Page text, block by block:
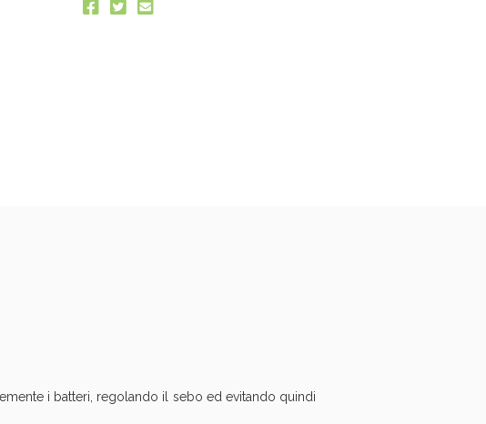
i batteri, regolando il sebo ed evitando quindi
valido oggi!
valido oggi!